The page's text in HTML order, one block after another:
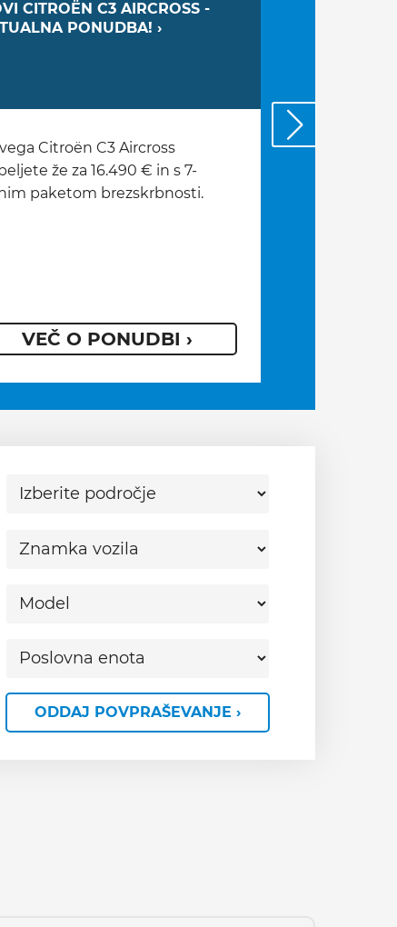
CITROËN C3 AIRCROSS -
PONUDBA! ›
Citroën C3 Aircross
že za 16.490 € in s 7-
paketom brezskrbnosti.
VEČ O PONUDBI ›
Preglejte
ODDAJ POVPRAŠEVANJE ›